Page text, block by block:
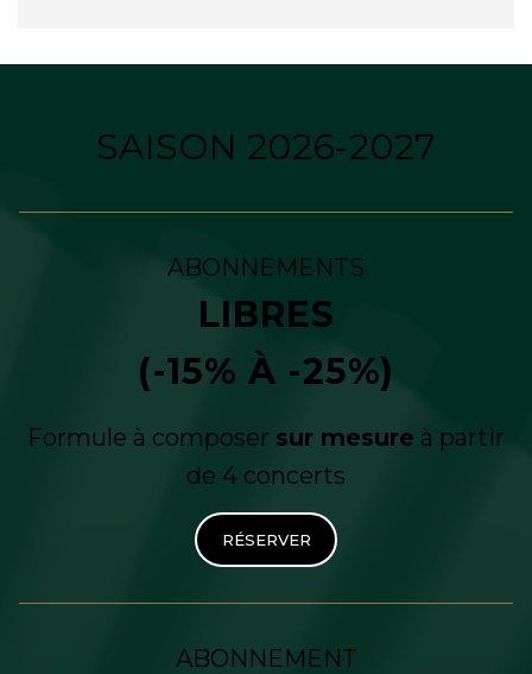
SAISON 2026-2027
ABONNEMENTS
LIBRES
(-15% À -25%)
Formule à composer sur mesure à partir
de 4 concerts
RÉSERVER
ABONNEMENT